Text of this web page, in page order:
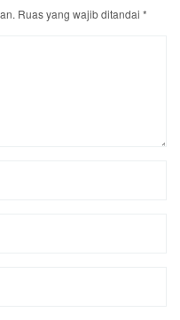
Ruas yang wajib ditandai *